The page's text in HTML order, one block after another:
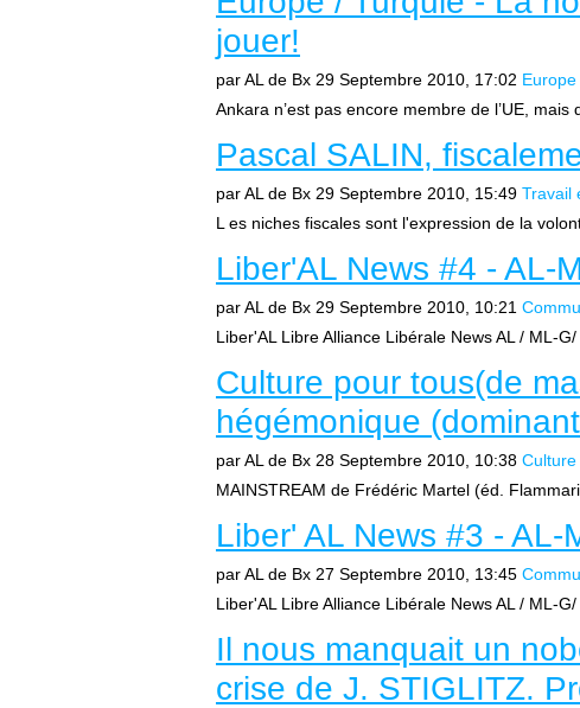
jouer!
par AL de Bx 29 Septembre 2010, 17:02 Europe
Ankara n’est pas encore membre de l’UE, mais
Pascal SALIN,
par AL de Bx 29 Septembre 2010, 15:49 Travail
L es niches fiscales sont l'expression de la
Liber'AL News #4 - AL-
par AL de Bx 29 Septembre 2010, 10:21
Liber'AL Libre Alliance Libérale News AL / ML-G/
Culture pour tous(de
hégémonique
par AL de Bx 28 Septembre 2010, 10:38 Culture
MAINSTREAM de Frédéric Martel (éd.
Liber' AL News #3 - AL-
par AL de Bx 27 Septembre 2010, 13:45
Liber'AL Libre Alliance Libérale News AL / ML-G/
Il nous manquait un
crise de J. STIGLITZ.